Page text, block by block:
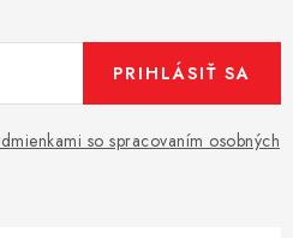
so spracovaním osobných
PRIHLÁSIŤ SA